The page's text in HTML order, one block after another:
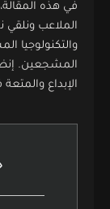
في هذه
الملاعب ونلقي
والتكنولوجيا
المشجعين.
الإبداع